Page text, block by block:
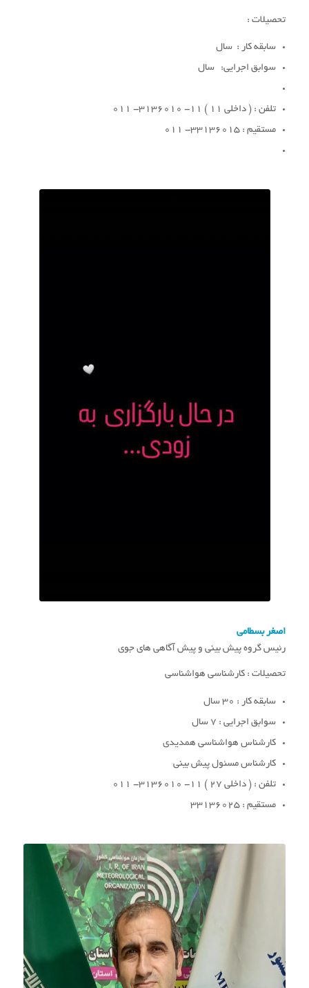
تحصیلات :
سابقه کار : سال
سوابق اجرایی: سال
تلفن : ( داخلی 11 ) 11- 3136010- 011
مستقیم : 33136015- 011
اصغر بسطامی
رئیس گروه پیش بینی و پیش آگاهی های جوی
تحصیلات : کارشناسی هواشناسی
سابقه کار : 30 سال
سوابق اجرایی : 7 سال
کارشناس هواشناسی همدیدی
کارشناس مسئول پیش بینی
تلفن : ( داخلی 27 ) 11- 3136010- 011
مستقیم : 33136025